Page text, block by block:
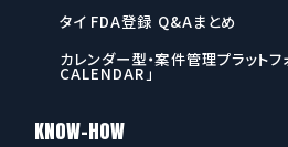
タイ FDA登録 Q&Aまとめ
カレンダー型・案件管理プラット
CALENDAR」
KNOW-HOW